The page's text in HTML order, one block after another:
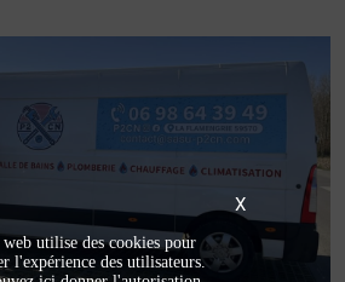
X
web utilise des cookies pour
l'expérience des utilisateurs.